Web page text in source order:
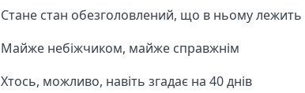
Стане стан обезголовлений, що в ньому лежить
Майже небіжчиком, майже справжнім
Хтось, можливо, навіть згадає на 40 днів